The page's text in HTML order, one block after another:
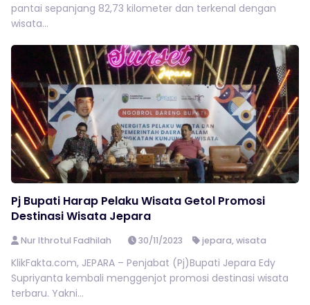
pantai sepanjang 82,73 kilometer dan terkenal dengan
wisata...
Pj Bupati Harap Pelaku Wisata Getol Promosi
Destinasi Wisata Jepara
Nur Ithrotul Fadhilah 30/11/2023 jepara,wisata
KlikFakta.com, JEPARA – Penjabat (Pj)Bupati Jepara Edy
Supriyanta kembali menggenjot promosi destinasi wisata
terbaru. Yakni...